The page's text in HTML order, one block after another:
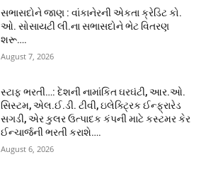
સભાસદોને જાણ : વાંકાનેરની એકતા ક્રેડિટ કો.
ઓ. સોસાયટી લી.ના સભાસદોને ભેટ વિતરણ
શરૂ….
August 7, 2026
સ્ટાફ ભરતી…: દેશની નામાંકિત ઘરઘંટી, આર.ઓ.
સિસ્ટમ, એલ.ઈ.ડી. ટીવી, ઇલેક્ટ્રિક ઈન્ફ્રારેડ
સગડી, એર કુલર ઉત્પાદક કંપની માટે કસ્ટમર કેર
ઈન્ચાર્જની ભરતી કરાશે….
August 6, 2026